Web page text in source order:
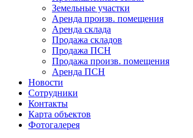
Земельные участки
Аренда произв. помещения
Аренда склада
Продажа складов
Продажа ПСН
Продажа произв. помещения
Аренда ПСН
Новости
Сотрудники
Контакты
Карта объектов
Фотогалерея